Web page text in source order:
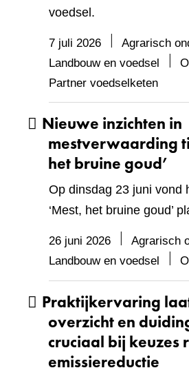
voedsel.
7 juli 2026
Agrarisch
Landbouw en voedsel
Partner voedselketen
Nieuwe inzichten in
mestverwaarding
het bruine goud’
Op dinsdag 23 juni vond
‘Mest, het bruine goud’
26 juni 2026
Agrarisch
Landbouw en voedsel
Praktijkervaring
overzicht en
cruciaal bij keuzes
emissiereductie